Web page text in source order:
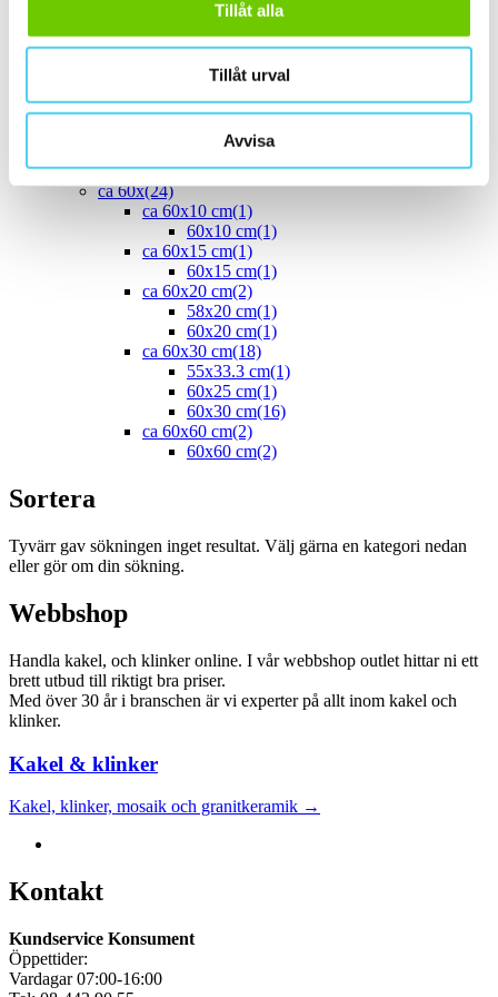
Tillåt alla
Tillåt urval
Avvisa
(2)
40x25 cm(5)
ca 50x(4)
(3)
(1)
Stora (60 - 120 cm)(24)
ca 60x(24)
ca 60x10 cm(1)
60x10 cm(1)
ca 60x15 cm(1)
60x15 cm(1)
ca 60x20 cm(2)
58x20 cm(1)
60x20 cm(1)
ca 60x30 cm(18)
55x33.3 cm(1)
60x25 cm(1)
60x30 cm(16)
ca 60x60 cm(2)
60x60 cm(2)
Sortera
Tyvärr gav sökningen inget resultat. Välj gärna en kategori nedan
eller gör om din sökning.
Webbshop
Handla kakel, och klinker online. I vår webbshop outlet hittar ni ett
brett utbud till riktigt bra priser.
Med över 30 år i branschen är vi experter på allt inom kakel och
klinker.
Kakel & klinker
Kakel, klinker, mosaik och granitkeramik →
Kontakt
Kundservice Konsument
Öppettider:
Vardagar 07:00-16:00